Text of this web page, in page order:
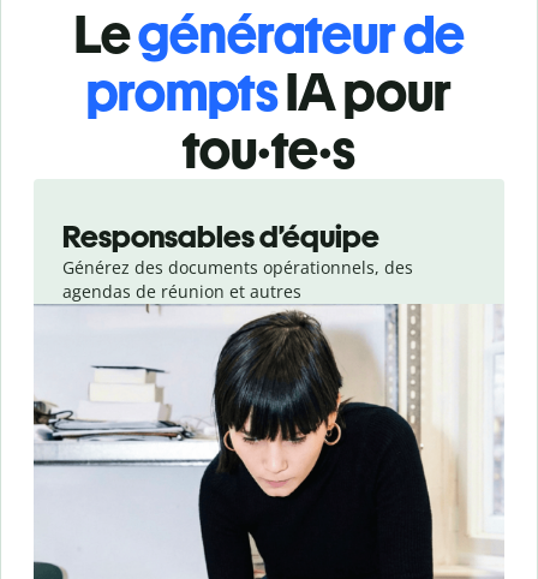
Legénérateur de
promptsIA pour
tou·te·s
Responsables d’équipe
Générez des documents opérationnels, des
agendas de réunion et autres